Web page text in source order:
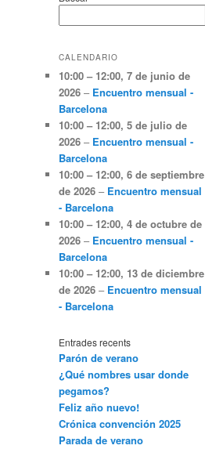
CALENDARIO
10:00 – 12:00, 7 de junio de
2026 – Encuentro mensual -
Barcelona
10:00 – 12:00, 5 de julio de
2026 – Encuentro mensual -
Barcelona
10:00 – 12:00, 6 de septiembre
de 2026 – Encuentro mensual
- Barcelona
10:00 – 12:00, 4 de octubre de
2026 – Encuentro mensual -
Barcelona
10:00 – 12:00, 13 de diciembre
de 2026 – Encuentro mensual
- Barcelona
Entrades recents
Parón de verano
¿Qué nombres usar donde
pegamos?
Feliz año nuevo!
Crónica convención 2025
Parada de verano